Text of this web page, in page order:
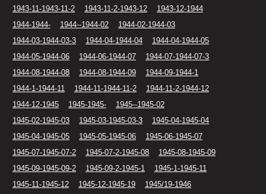
1943-11-1943-11-2
1943-11-2-1943-12
1943-12-1944
1944-1944-
1944--1944-02
1944-02-1944-03
1944-03-1944-03-3
1944-04-1944-04
1944-04-1944-05
1944-05-1944-06
1944-06-1944-07
1944-07-1944-07-3
1944-08-1944-08
1944-08-1944-09
1944-09-1944-1
1944-1-1944-11
1944-11-1944-11-2
1944-11-2-1944-12
1944-12-1945
1945-1945-
1945--1945-02
1945-02-1945-03
1945-03-1945-03-3
1945-04-1945-04
1945-04-1945-05
1945-05-1945-06
1945-06-1945-07
1945-07-1945-07-2
1945-07-2-1945-08
1945-08-1945-09
1945-09-1945-09-2
1945-09-2-1945-1
1945-1-1945-11
1945-11-1945-12
1945-12-1945-19
1945/19-1946